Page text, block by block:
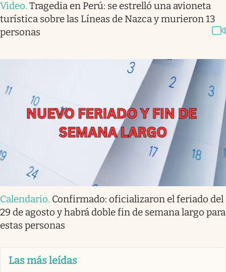
Video. Tragedia en Perú: se estrelló una avioneta
turística sobre las Líneas de Nazca y murieron 13
personas
Calendario. Confirmado: oficializaron el feriado del
29 de agosto y habrá doble fin de semana largo para
estas personas
Las más leídas